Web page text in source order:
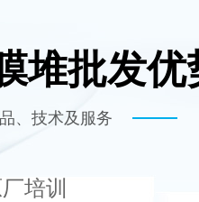
MK-TC300 EDI超纯水处
查看详情
堆批发优
、技术及服务
培训